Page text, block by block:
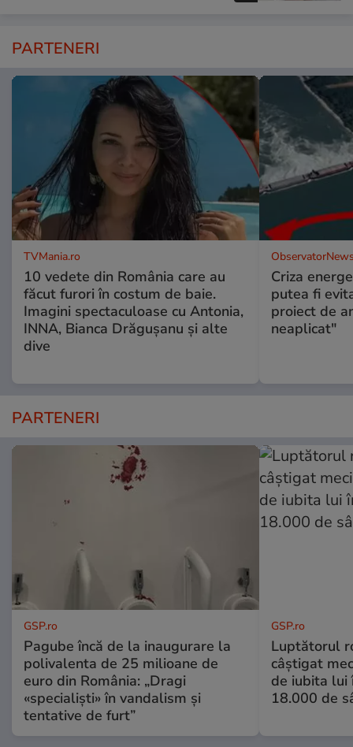
PARTENERI
TVMania.ro
10 vedete din România care au
făcut furori în costum de baie.
Imagini spectaculoase cu Antonia,
INNA, Bianca Drăgușanu și alte
dive
Criza
putea fi
proiect de
neaplicat"
PARTENERI
GSP.ro
Pagube încă de la inaugurare la
polivalenta de 25 milioane de
euro din România: „Dragi
«specialiști» în vandalism și
tentative de furt”
GSP.ro
Luptătorul
câștigat
de iubita lui
18.000 de